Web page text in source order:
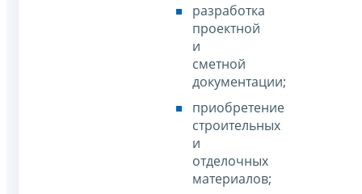
разработка
проектной
и
сметной
документации;
приобретение
строительных
и
отделочных
материалов;